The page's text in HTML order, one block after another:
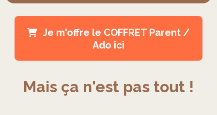
Je m'offre le COFFRET Parent /
Ado ici
Mais ça n'est pas tout !